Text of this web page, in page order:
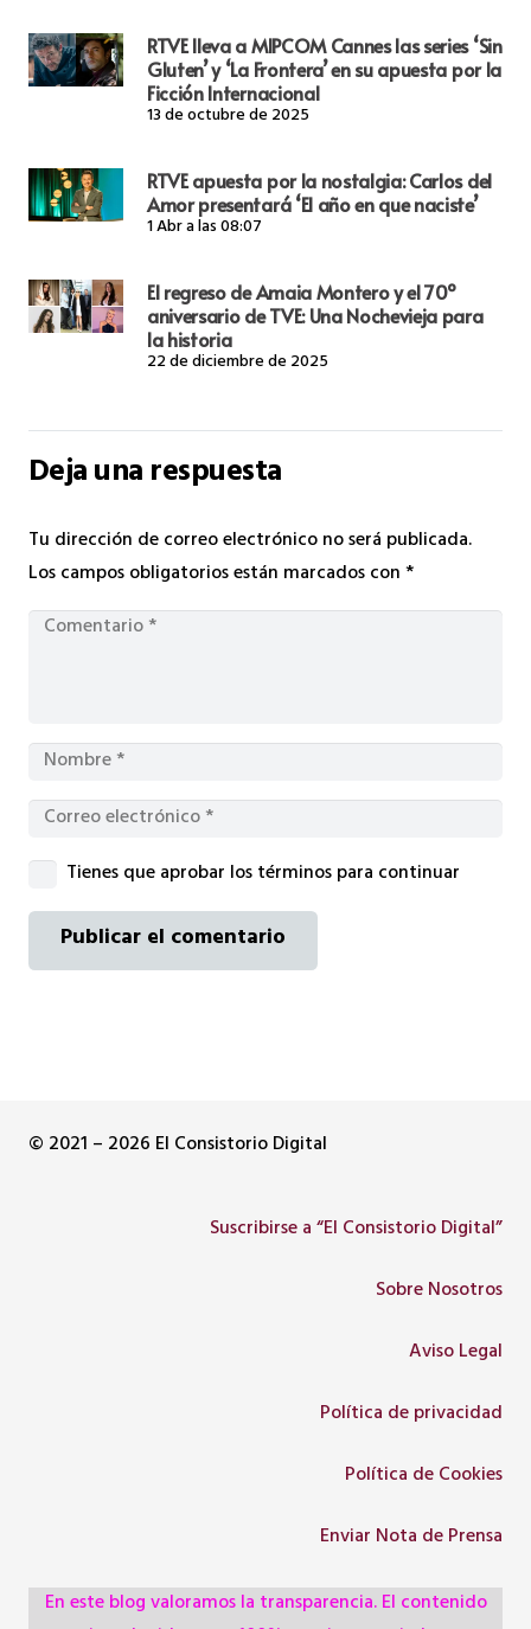
RTVE lleva a MIPCOM Cannes las series ‘Sin
Gluten’ y ‘La Frontera’ en su apuesta por la
Ficción Internacional
13 de octubre de 2025
RTVE apuesta por la nostalgia: Carlos del
Amor presentará ‘El año en que naciste’
1 Abr a las 08:07
El regreso de Amaia Montero y el 70º
aniversario de TVE: Una Nochevieja para
la historia
22 de diciembre de 2025
Deja una respuesta
Tu dirección de correo electrónico no será publicada.
Los campos obligatorios están marcados con*
Tienes que aprobar los términos para continuar
Publicar el comentario
© 2021 – 2026 El Consistorio Digital
Suscribirse a “El Consistorio Digital”
Sobre Nosotros
Aviso Legal
Política de privacidad
Política de Cookies
Enviar Nota de Prensa
En este blog valoramos la transparencia. El contenido